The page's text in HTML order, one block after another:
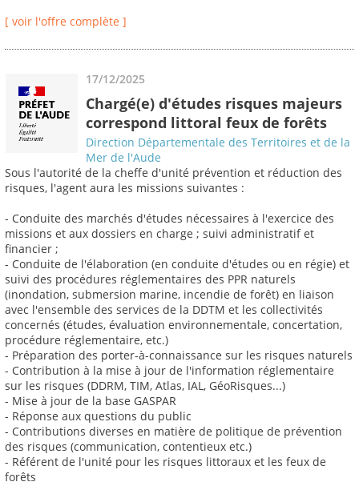
[ voir l'offre complète ]
17/12/2025
Chargé(e) d'études risques majeurs
correspond littoral feux de forêts
Direction Départementale des Territoires et de la
Mer de l'Aude
Sous l'autorité de la cheffe d'unité prévention et réduction des
risques, l'agent aura les missions suivantes :
- Conduite des marchés d'études nécessaires à l'exercice des
missions et aux dossiers en charge ; suivi administratif et
financier ;
- Conduite de l'élaboration (en conduite d'études ou en régie) et
suivi des procédures réglementaires des PPR naturels
(inondation, submersion marine, incendie de forêt) en liaison
avec l'ensemble des services de la DDTM et les collectivités
concernés (études, évaluation environnementale, concertation,
procédure réglementaire, etc.)
- Préparation des porter-à-connaissance sur les risques naturels
- Contribution à la mise à jour de l'information réglementaire
sur les risques (DDRM, TIM, Atlas, IAL, GéoRisques...)
- Mise à jour de la base GASPAR
- Réponse aux questions du public
- Contributions diverses en matière de politique de prévention
des risques (communication, contentieux etc.)
- Référent de l'unité pour les risques littoraux et les feux de
forêts